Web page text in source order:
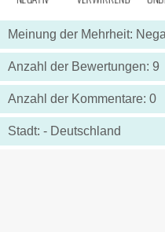
Meinung der Mehrheit:
Anzahl der Bewertungen: 9
Anzahl der Kommentare: 0
Stadt: - Deutschland